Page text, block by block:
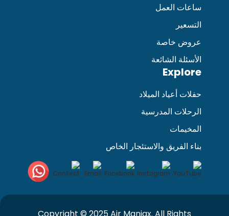
ساعات العمل
التسعير
عروض خاصة
الأسئلة الشائعة
Explore
حفلات أعياد الميلاد
الرحلات المدرسية
المخيمات
بناء الفريق والاستئجار الخاص